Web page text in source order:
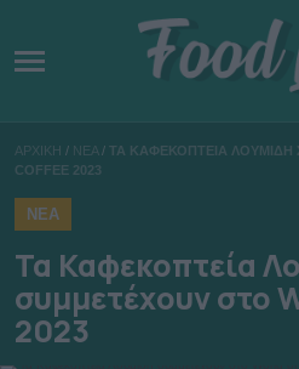
ΑΡΧΙΚΗ / ΝΕΑ / ΤΑ ΚΑΦΕΚΟΠΤΕΙΑ ΛΟΥΜΙΔΗ
COFFEE 2023
ΝΕΑ
Τα Καφεκοπτεία
συμμετέχουν στο
2023